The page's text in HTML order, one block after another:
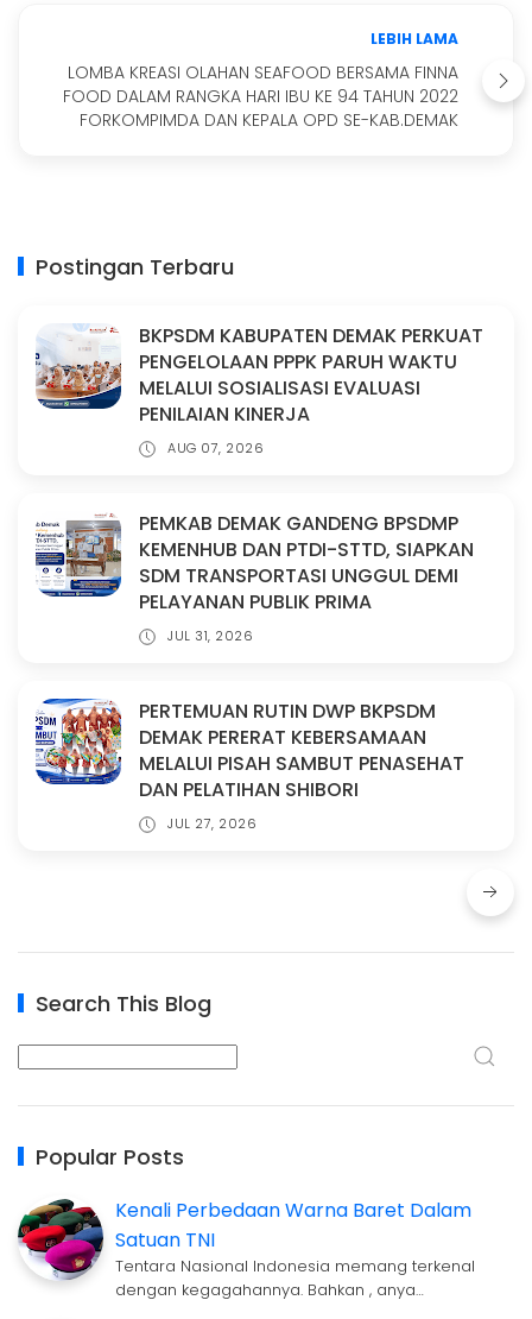
LEBIH LAMA
LOMBA KREASI OLAHAN SEAFOOD BERSAMA FINNA
FOOD DALAM RANGKA HARI IBU KE 94 TAHUN 2022
FORKOMPIMDA DAN KEPALA OPD SE-KAB.DEMAK
Postingan Terbaru
BKPSDM KABUPATEN DEMAK PERKUAT
PENGELOLAAN PPPK PARUH WAKTU
MELALUI SOSIALISASI EVALUASI
PENILAIAN KINERJA
AUG 07, 2026
PEMKAB DEMAK GANDENG BPSDMP
KEMENHUB DAN PTDI-STTD, SIAPKAN
SDM TRANSPORTASI UNGGUL DEMI
PELAYANAN PUBLIK PRIMA
JUL 31, 2026
PERTEMUAN RUTIN DWP BKPSDM
DEMAK PERERAT KEBERSAMAAN
MELALUI PISAH SAMBUT PENASEHAT
DAN PELATIHAN SHIBORI
JUL 27, 2026
Search This Blog
Popular Posts
Kenali Perbedaan Warna Baret Dalam
Satuan TNI
Tentara Nasional Indonesia memang terkenal
dengan kegagahannya. Bahkan , anya…